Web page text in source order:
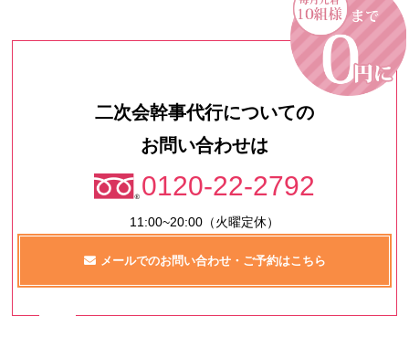
二次会幹事代行についての
お問い合わせは
0120-22-2792
11:00~20:00（火曜定休）
メールでのお問い合わせ・ご予約はこちら